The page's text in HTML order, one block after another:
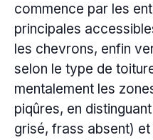
commence par les
principales
les chevrons, enfin
selon le type de
mentalement les
piqûres, en
grisé, frass absent)